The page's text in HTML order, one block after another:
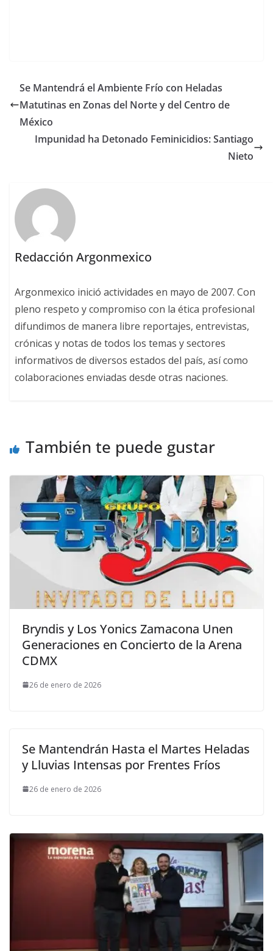
Se Mantendrá el Ambiente Frío con Heladas
Matutinas en Zonas del Norte y del Centro de
México
​ Impunidad ha Detonado Feminicidios: Santiago
Nieto
Redacción Argonmexico
Argonmexico inició actividades en mayo de 2007. Con
pleno respeto y compromiso con la ética profesional
difundimos de manera libre reportajes, entrevistas,
crónicas y notas de todos los temas y sectores
informativos de diversos estados del país, así como
colaboraciones enviadas desde otras naciones.
También te puede gustar
Bryndis y Los Yonics Zamacona Unen
Generaciones en Concierto de la Arena
CDMX
26 de enero de 2026
Se Mantendrán Hasta el Martes Heladas
y Lluvias Intensas por Frentes Fríos
26 de enero de 2026